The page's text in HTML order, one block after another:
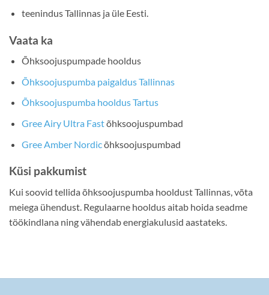
teenindus Tallinnas ja üle Eesti.
Vaata ka
Õhksoojuspumpade hooldus
Õhksoojuspumba paigaldus Tallinnas
Õhksoojuspumba hooldus Tartus
Gree Airy Ultra Fastõhksoojuspumbad
Gree Amber Nordicõhksoojuspumbad
Küsi pakkumist
Kui soovid tellida õhksoojuspumba hooldust Tallinnas, võta
meiega ühendust. Regulaarne hooldus aitab hoida seadme
töökindlana ning vähendab energiakulusid aastateks.